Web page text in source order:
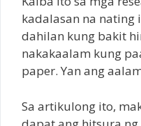
kadalasan na nating
dahilan kung bakit
nakakaalam kung
paper. Yan ang
Sa artikulong ito,